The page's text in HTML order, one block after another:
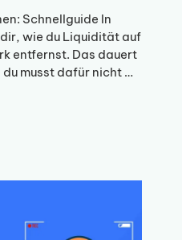
Schnellguide In
wie du Liquidität auf
entfernst. Das dauert
du musst dafür nicht …